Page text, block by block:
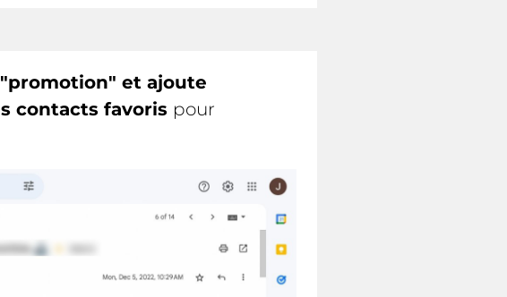
et ajoute
contacts favoris pour